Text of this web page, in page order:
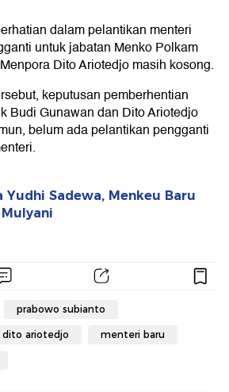
dalam pelantikan menteri
untuk jabatan Menko Polkam
Dito Ariotedjo masih kosong.
keputusan pemberhentian
Budi Gunawan dan Dito Ariotedjo
belum ada pelantikan pengganti
Yudhi Sadewa, Menkeu Baru
prabowo subianto
dito ariotedjo menteri baru